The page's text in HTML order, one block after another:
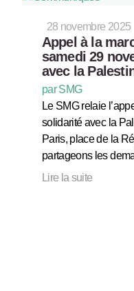
28 novembre 2025
Appel à la
samedi 29
avec la
par SMG
Le SMG relaie
solidarité avec la
Paris, place de la
partageons les
Lire la suite